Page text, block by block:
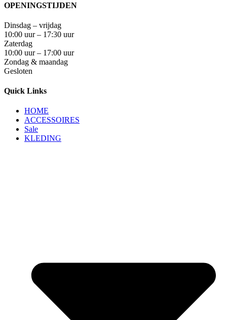
OPENINGSTIJDEN
Dinsdag – vrijdag
10:00 uur – 17:30 uur
Zaterdag
10:00 uur – 17:00 uur
Zondag & maandag
Gesloten
Quick Links
HOME
ACCESSOIRES
Sale
KLEDING